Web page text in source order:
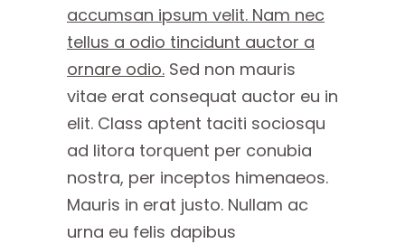
accumsan ipsum velit. Nam nec
tellus a odio tincidunt auctor a
ornare odio. Sed non mauris
vitae erat consequat auctor eu in
elit. Class aptent taciti sociosqu
ad litora torquent per conubia
nostra, per inceptos himenaeos.
Mauris in erat justo. Nullam ac
urna eu felis dapibus